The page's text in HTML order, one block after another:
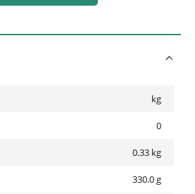
kg
0
0.33 kg
330.0 g